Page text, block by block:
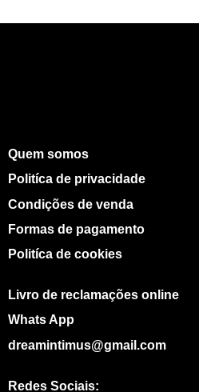
Quem somos
Politíca de privacidade
Condições de venda
Formas de pagamento
Politíca de cookies
Livro de reclamações online
Whats App
dreamintimus@gmail.com
Redes Sociais: